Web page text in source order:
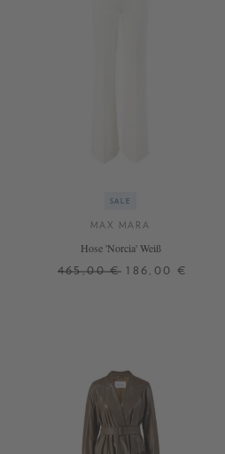
SALE
MAX MARA
Hose 'Norcia' Weiß
465,00 € 186,00 €